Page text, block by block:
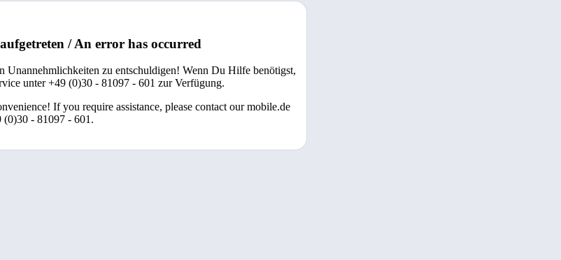
/ An error has occurred
Unannehmlichkeiten zu entschuldigen! Wenn Du Hilfe benötigst,
unter +49 (0)30 - 81097 - 601 zur Verfügung.
If you require assistance, please contact our mobile.de
(0)30 - 81097 - 601.